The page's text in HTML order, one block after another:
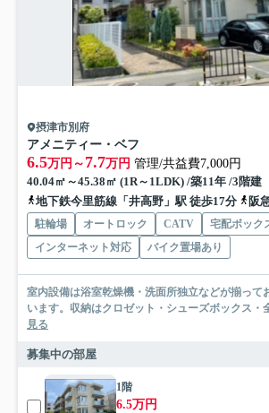
摂津市別府
アメニティー・ベフ
6.5万円～ 7.7万円 管理/共益費7,000円
40.04㎡～45.38㎡ (1R～1LDK) /築11年 /3階建
地下鉄今里筋線「井高野」駅 徒歩17分
阪急
駐輪場 オートロック CATV
宅配ボック
インターネット対応
バイク置場あり
室内設備は浴室乾燥機・洗面所独立などが揃って
います。収納はクロゼット・シューズボックス・
見る
募集中の部屋
1階
6.5万円